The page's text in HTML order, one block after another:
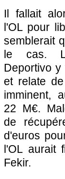
Il fallait
l'OL pour
semblerait
le cas.
Deportivo y
et relate
imminent,
22 M€.
de
d'euros
l'OL aurait
Fekir.